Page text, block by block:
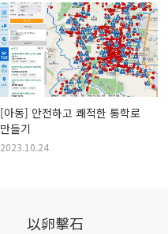
[아동] 안전하고 쾌적한 통학로
만들기
2023.10.24
以卵擊石